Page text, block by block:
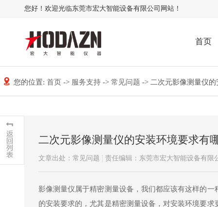
您好！欢迎光临东莞市宏大智能设备有限公司网站！
首页
您的位置: 首页 -> 服务支持 -> 常见问题 -> 二次元影像测量仪
二次元影像测量仪的安装环境要求有
文章出处：常见问题 责任编辑：东莞市宏大智能设备有限
影像测量仪属于精密测量设备，我们都应该有这样的
的安装要求的，尤其是精密测量设备，对安装环境要